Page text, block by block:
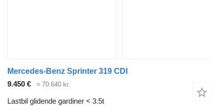
Mercedes-Benz Sprinter 319 CDI
9.450 €
≈ 70.640 kr.
Lastbil glidende gardiner < 3.5t